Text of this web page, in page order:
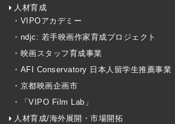
人材育成
・VIPOアカデミー
・ndjc: 若手映画作家育成プロジェクト
・映画スタッフ育成事業
・AFI Conservatory 日本人留学生推薦事業
・京都映画企画市
・「VIPO Film Lab」
人材育成/海外展開・市場開拓